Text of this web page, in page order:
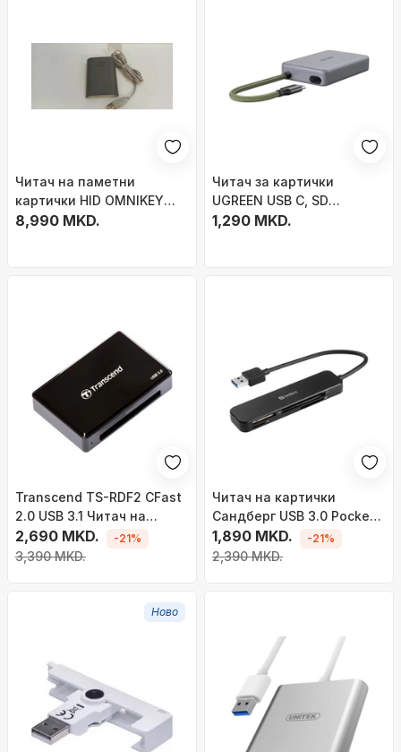
Читач на паметни
картички HID OMNIKEY
5422, со контакт и
8,990 MKD.
Читач за картички
UGREEN USB C, SD
MicroSD, кутија за
1,290 MKD.
Transcend TS-RDF2 CFast
2.0 USB 3.1 Читач на
картички
2,690 MKD.
3,390 MKD.
-21%
Читач на картички
Сандберг USB 3.0 Pocket,
USB порта, црн
1,890 MKD.
2,390 MKD.
-21%
Ново